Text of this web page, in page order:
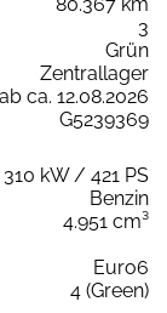
3
Grün
Zentrallager
ab ca. 12.08.2026
G5239369
310 kW / 421 PS
Benzin
4.951 cm³
Euro6
4 (Green)